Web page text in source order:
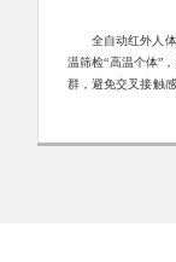
全自动红外人
温筛检“高温个体”
群，避免交叉接触
的体温超过告警温
进一步检查。适宜
医院等公共场所的